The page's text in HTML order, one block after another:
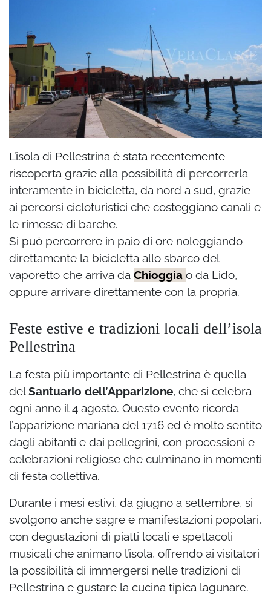
L’isola di Pellestrina è stata recentemente
riscoperta grazie alla possibilità di percorrerla
interamente in bicicletta, da nord a sud, grazie
ai percorsi cicloturistici che costeggiano canali e
le rimesse di barche.
Si può percorrere in paio di ore noleggiando
direttamente la bicicletta allo sbarco del
vaporetto che arriva da Chioggia o da Lido,
oppure arrivare direttamente con la propria.
Feste estive e tradizioni locali dell’isola
Pellestrina
La festa più importante di Pellestrina è quella
delSantuario dell’Apparizione, che si celebra
ogni anno il 4 agosto. Questo evento ricorda
l’apparizione mariana del 1716 ed è molto sentito
dagli abitanti e dai pellegrini, con processioni e
celebrazioni religiose che culminano in momenti
di festa collettiva.
Durante i mesi estivi, da giugno a settembre, si
svolgono anche sagre e manifestazioni popolari,
con degustazioni di piatti locali e spettacoli
musicali che animano l’isola, offrendo ai visitatori
la possibilità di immergersi nelle tradizioni di
Pellestrina e gustare la cucina tipica lagunare.